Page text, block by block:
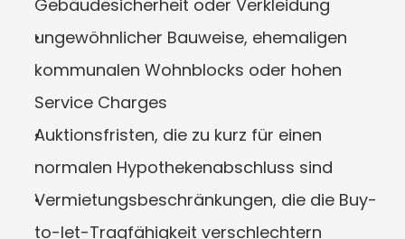
Gebäudesicherheit oder Verkleidung
ungewöhnlicher Bauweise, ehemaligen
kommunalen Wohnblocks oder hohen
Service Charges
Auktionsfristen, die zu kurz für einen
normalen Hypothekenabschluss sind
Vermietungsbeschränkungen, die die Buy-
to-let-Tragfähigkeit verschlechtern